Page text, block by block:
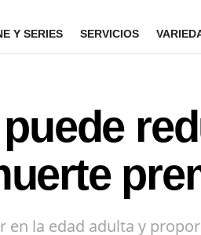
Y SERIES SERVICIOS
la edad adulta y